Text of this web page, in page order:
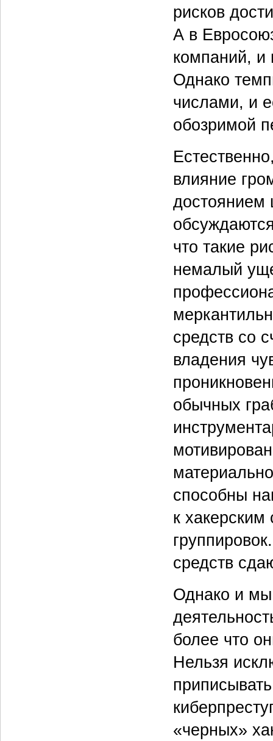
рисков
А в
компаний, и
Однако
числами, и
обозримой
влияние
достоянием
что такие
немалый
средств со
владения
обычных
способны
к хакерским
средств
Однако и
более что
Нельзя
«черных»